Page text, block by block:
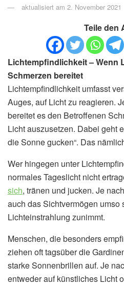
aktualisiert am 2. November 2021
Teile den
Lichtempfindlichkeit – Wenn
Schmerzen bereitet
Lichtempfindlichkeit umfasst
Auges, auf Licht zu reagieren.
bereitet es den Betroffenen
Licht auszusetzen. Dabei geht
die Sonne gucken“. Das
Wer hingegen unter
normales Tageslicht nicht
sich, tränen und jucken. Je
auch das Sichtvermögen umso
Lichteinstrahlung zunimmt.
Menschen, die besonders
ziehen oft tagsüber die
starke Sonnenbrillen auf. Je
entweder auf künstliches Licht